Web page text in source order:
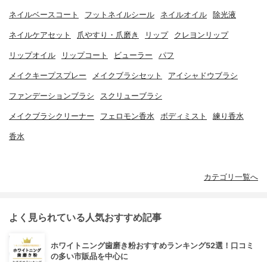
ネイルベースコート フットネイルシール ネイルオイル 除光液
ネイルケアセット 爪やすり・爪磨き リップ クレヨンリップ
リップオイル リップコート ビューラー パフ
メイクキープスプレー メイクブラシセット アイシャドウブラシ
ファンデーションブラシ スクリューブラシ
メイクブラシクリーナー フェロモン香水 ボディミスト 練り香水
香水
カテゴリ一覧へ
よく見られている人気おすすめ記事
ホワイトニング歯磨き粉おすすめランキング52選！口コミ
の多い市販品を中心に